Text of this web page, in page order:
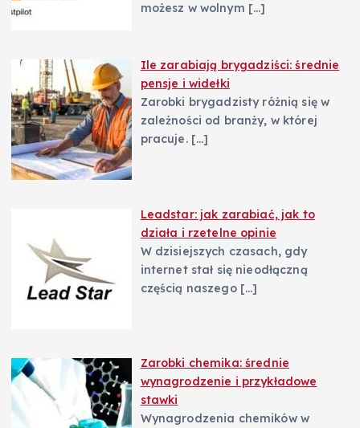
możesz w wolnym […]
Ile zarabiają brygadziści: średnie
pensje i widełki
Zarobki brygadzisty różnią się w
zależności od branży, w której
pracuje. […]
Leadstar: jak zarabiać, jak to
działa i rzetelne opinie
W dzisiejszych czasach, gdy
internet stał się nieodłączną
częścią naszego […]
Zarobki chemika: średnie
wynagrodzenie i przykładowe
stawki
Wynagrodzenia chemików w